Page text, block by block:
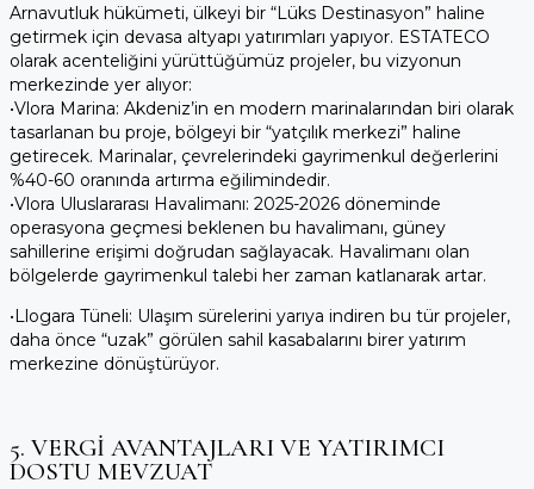
Arnavutluk hükümeti, ülkeyi bir “Lüks Destinasyon” haline
getirmek için devasa altyapı yatırımları yapıyor. ESTATECO
olarak acenteliğini yürüttüğümüz projeler, bu vizyonun
merkezinde yer alıyor:
•Vlora Marina: Akdeniz’in en modern marinalarından biri olarak
tasarlanan bu proje, bölgeyi bir “yatçılık merkezi” haline
getirecek. Marinalar, çevrelerindeki gayrimenkul değerlerini
%40-60 oranında artırma eğilimindedir.
•Vlora Uluslararası Havalimanı: 2025-2026 döneminde
operasyona geçmesi beklenen bu havalimanı, güney
sahillerine erişimi doğrudan sağlayacak. Havalimanı olan
bölgelerde gayrimenkul talebi her zaman katlanarak artar.
•Llogara Tüneli: Ulaşım sürelerini yarıya indiren bu tür projeler,
daha önce “uzak” görülen sahil kasabalarını birer yatırım
merkezine dönüştürüyor.
5. VERGI AVANTAJLARI VE YATIRIMCI
DOSTU MEVZUAT